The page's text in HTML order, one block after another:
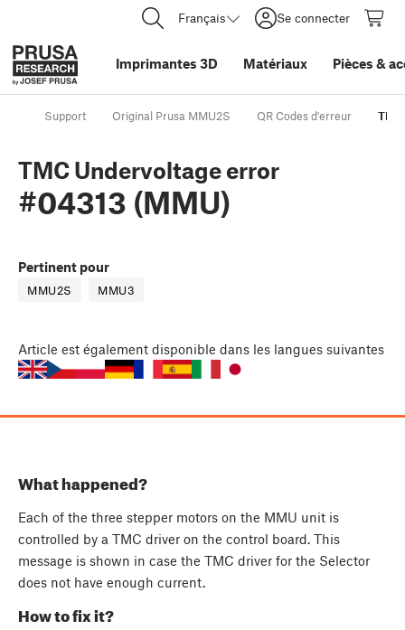
Français Se connecter
Imprimantes 3D Matériaux Pièces &
Support Original Prusa MMU2S QR Codes d'erreur
TMC Undervoltage error
#04313 (MMU)
Pertinent pour
MMU2S MMU3
Article est également disponible dans les langues suivantes
What happened?
Each of the three stepper motors on the MMU unit is
controlled by a TMC driver on the control board. This
message is shown in case the TMC driver for the Selector
does not have enough current.
How to fix it?